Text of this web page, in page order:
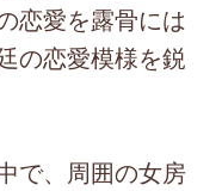
恋愛を露骨には
の恋愛模様を鋭
で、周囲の女房